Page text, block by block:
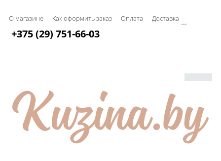
О магазине Как оформить заказ Оплата Доставка ...
+375 (29) 751-66-03